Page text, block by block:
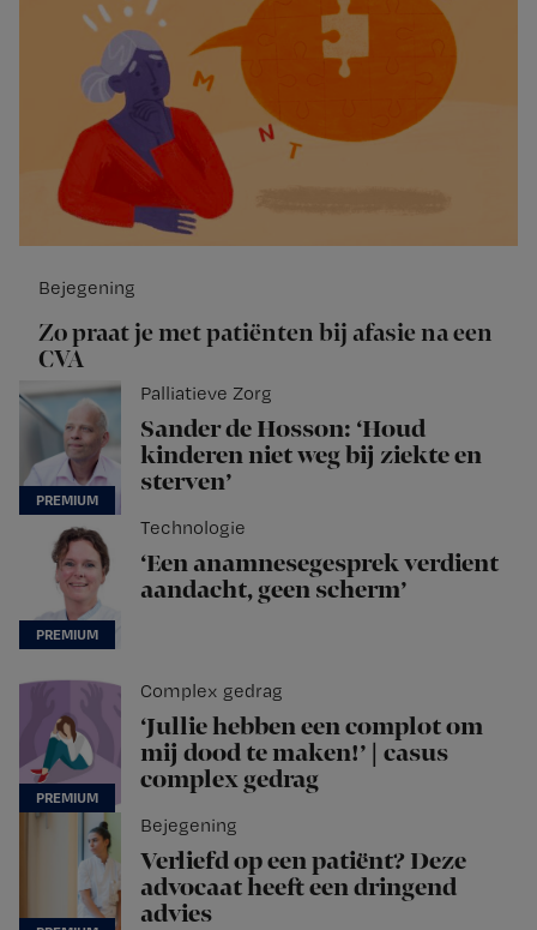
Bejegening
Zo praat je met patiënten bij afasie na een
CVA
Palliatieve Zorg
Sander de Hosson: ‘Houd
kinderen niet weg bij ziekte en
sterven’
Technologie
‘Een anamnesegesprek verdient
aandacht, geen scherm’
Complex gedrag
‘Jullie hebben een complot om
mij dood te maken!’ | casus
complex gedrag
Bejegening
Verliefd op een patiënt? Deze
advocaat heeft een dringend
advies